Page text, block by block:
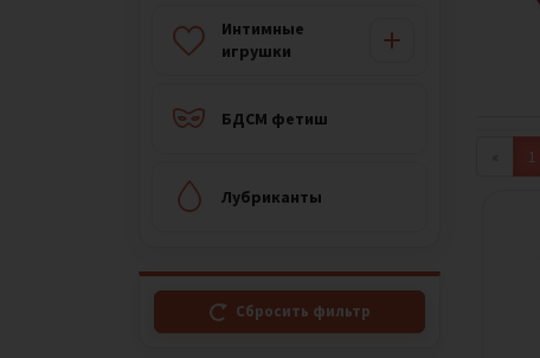
Интимные
игрушки
БДСМ фетиш
Лубриканты
Сбросить фильтр
« 1